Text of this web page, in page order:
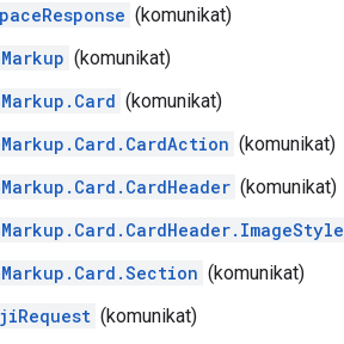
(komunikat)
(komunikat)
(komunikat)
(komunikat)
(komunikat)
(komunikat)
(komunikat)